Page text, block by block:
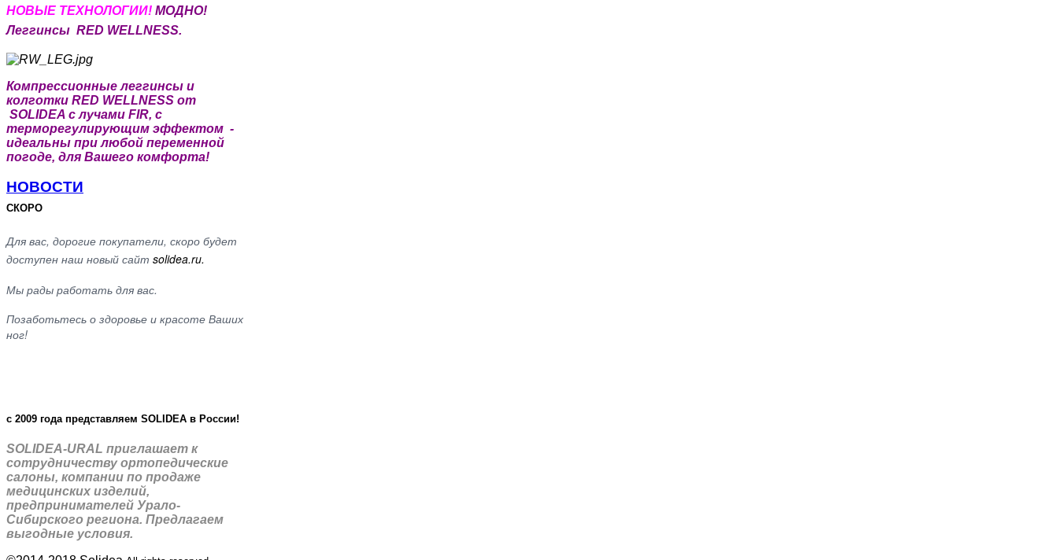
НОВЫЕ ТЕХНОЛОГИИ! МОДНО!
Леггинсы RED WELLNESS.
Компрессионные леггинсы и
колготки RED WELLNESS от
SOLIDEA с лучами FIR, с
терморегулирующим эффектом -
идеальны при любой переменной
погоде, для Вашего комфорта!
НОВОСТИ
СКОРО
Для вас, дорогие покупатели, скоро будет
доступен наш новый сайт solidea.ru.
Мы рады работать для вас.
Позаботьтесь о здоровье и красоте Ваших
ног!
c 2009 года представляем SOLIDEA в России!
SOLIDEA-URAL приглашает к
сотрудничеству ортопедические
салоны, компании по продаже
медицинских изделий,
предпринимателей Урало-
Сибирского региона. Предлагаем
выгодные условия.